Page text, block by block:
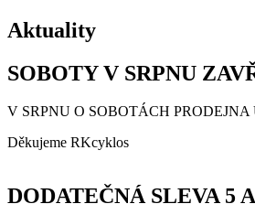
Aktuality
SOBOTY V SRPNU
V SRPNU O SOBOTÁCH
Děkujeme RKcyklos
DODATEČNÁ SLEVA 5